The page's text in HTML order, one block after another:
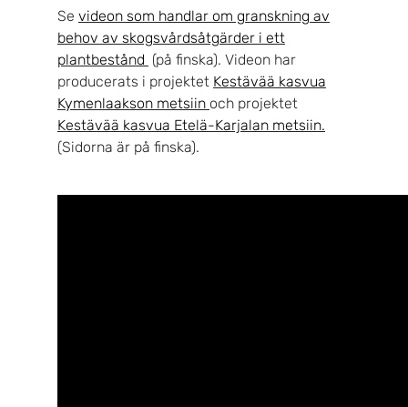
Se videon som handlar om granskning av
behov av skogsvårdsåtgärder i ett
plantbestånd (på finska). Videon har
producerats i projektet Kestävää kasvua
Kymenlaakson metsiin och projektet
Kestävää kasvua Etelä-Karjalan metsiin.
(Sidorna är på finska).